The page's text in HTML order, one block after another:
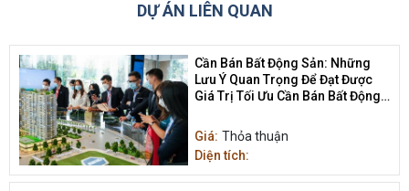
DỰ ÁN LIÊN QUAN
Cần Bán Bất Động Sản: Những
Lưu Ý Quan Trọng Để Đạt Được
Giá Trị Tối Ưu Cần Bán Bất Động
Giá: Thỏa thuận
Diện tích: